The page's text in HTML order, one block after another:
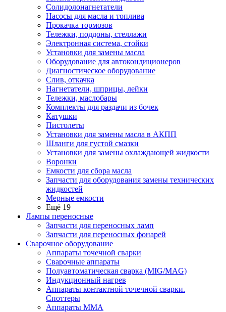
Солидолонагнетатели
Насосы для масла и топлива
Прокачка тормозов
Тележки, поддоны, стеллажи
Электронная система, стойки
Установки для замены масла
Оборудование для автокондиционеров
Диагностическое оборудование
Слив, откачка
Нагнетатели, шприцы, лейки
Тележки, маслобары
Комплекты для раздачи из бочек
Катушки
Пистолеты
Установки для замены масла в АКПП
Шланги для густой смазки
Установки для замены охлаждающей жидкости
Воронки
Емкости для сбора масла
Запчасти для оборудования замены технических
жидкостей
Мерные емкости
Ещё 19
Лампы переносные
Запчасти для переносных ламп
Запчасти для переносных фонарей
Сварочное оборудование
Аппараты точечной сварки
Сварочные аппараты
Полуавтоматическая сварка (MIG/MAG)
Индукционный нагрев
Аппараты контактной точечной сварки.
Споттеры
Аппараты MMA